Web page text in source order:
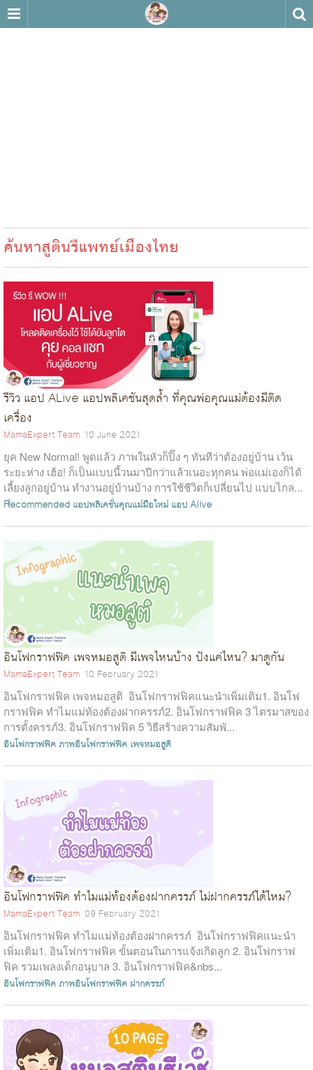
ค้นหาสูตินรีแพทย์เมืองไทย
รีวิว แอป ALive แอปพลิเคชันสุดล้ำ ที่คุณพ่อคุณแม่ต้องมีติด
เครื่อง
MamaExpert Team 10 June 2021
ยุค New Normal! พูดแล้ว ภาพในหัวก็ปิ๊ง ๆ ทันทีว่าต้องอยู่บ้าน เว้น
ระยะห่าง เฮ้อ! ก็เป็นแบบนี้วนมาปีกว่าแล้วเนอะทุกคน พ่อแม่เองก็ได้
เลี้ยงลูกอยู่บ้าน ทำงานอยู่บ้านบ้าง การใช้ชีวิตก็เปลี่ยนไป แบบไกล...
Recommended แอปพลิเคชั่นคุณแม่มือใหม่ แอป Alive
อินโฟกราฟฟิค เพจหมอสูติ มีเพจไหนบ้าง ปังแค่ไหน? มาดูกัน
MamaExpert Team 10 February 2021
อินโฟกราฟฟิค เพจหมอสูติ อินโฟกราฟฟิคแนะนำเพิ่มเติม1. อินโฟ
กราฟฟิค ทำไมแม่ท้องต้องฝากครรภ์2. อินโฟกราฟฟิค 3 ไตรมาสของ
การตั้งครรภ์3. อินโฟกราฟฟิค 5 วิธีสร้างความสัมพั...
อินโฟกราฟฟิคภาพอินโฟกราฟฟิค เพจหมอสูติ
อินโฟกราฟฟิค ทำไมแม่ท้องต้องฝากครรภ์ ไม่ฝากครรภ์ได้ไหม?
MamaExpert Team 09 February 2021
อินโฟกราฟฟิค ทำไมแม่ท้องต้องฝากครรภ์ อินโฟกราฟฟิคแนะนำ
เพิ่มเติม1. อินโฟกราฟฟิค ขั้นตอนในการแจ้งเกิดลูก 2. อินโฟกราฟ
ฟิค รวมเพลงเด็กอนุบาล 3. อินโฟกราฟฟิค&nbs...
อินโฟกราฟฟิคภาพอินโฟกราฟฟิค ฝากครรภ์